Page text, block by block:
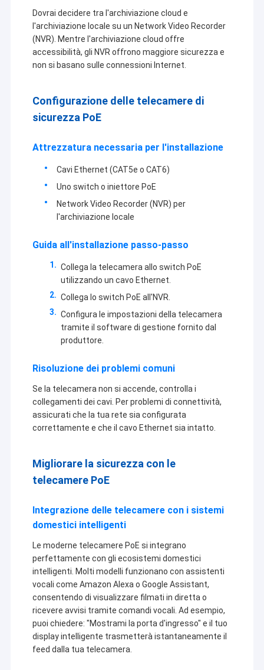
Modulo della macchina fotografica di MIPI
Modulo della macchina fotografica di DVP
Modulo della macchina fotografica di visione notturna
Modulo doppio della macchina fotografica della lente
Modulo della macchina fotografica di riconoscimento di
modulo del webcam del computer portatile
1MP Camera Module
2MP Camera Module
5MP Camera Module
8MP Camera Module
13MP Camera Module
Modulo della fotocamera Lenti
Modulo della macchina fotografica del lampone pi
Dovrai decidere tra l'archiviazione cloud e
l'archiviazione locale su un Network Video Recorder
(NVR). Mentre l'archiviazione cloud offre
accessibilità, gli NVR offrono maggiore sicurezza e
non si basano sulle connessioni Internet.
Configurazione delle telecamere di
sicurezza PoE
Attrezzatura necessaria per l'installazione
Cavi Ethernet (CAT5e o CAT6)
Uno switch o iniettore PoE
Network Video Recorder (NVR) per
l'archiviazione locale
Guida all'installazione passo-passo
Collega la telecamera allo switch PoE
utilizzando un cavo Ethernet.
Collega lo switch PoE all'NVR.
Configura le impostazioni della telecamera
tramite il software di gestione fornito dal
produttore.
Risoluzione dei problemi comuni
Se la telecamera non si accende, controlla i
collegamenti dei cavi. Per problemi di connettività,
assicurati che la tua rete sia configurata
correttamente e che il cavo Ethernet sia intatto.
Migliorare la sicurezza con le
telecamere PoE
Integrazione delle telecamere con i sistemi
domestici intelligenti
Le moderne telecamere PoE si integrano
perfettamente con gli ecosistemi domestici
intelligenti. Molti modelli funzionano con assistenti
vocali come Amazon Alexa o Google Assistant,
consentendo di visualizzare filmati in diretta o
ricevere avvisi tramite comandi vocali. Ad esempio,
puoi chiedere: "Mostrami la porta d'ingresso" e il tuo
display intelligente trasmetterà istantaneamente il
feed dalla tua telecamera.